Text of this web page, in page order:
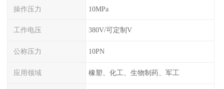
操作压力 10MPa
工作电压 380V/可定制V
公称压力 10PN
应用领域 橡塑、化工、生物制药、军工